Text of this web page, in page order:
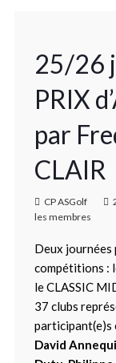
25/26
PRIX
par
CLAIR
CP ASGolf
les membres
Deux journées
compétitions :
le CLASSIC
37 clubs
participant(e)s
David